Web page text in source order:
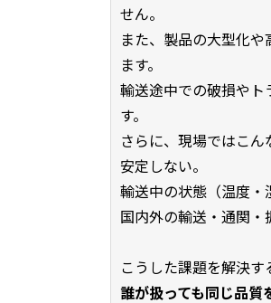
せん。
また、製品の大型化
ます。
輸送途中での破損や
す。
さらに、現場ではこ
安定しない。
輸送中の状態（温度・
国内外の輸送・通関・
こうした課題を解決す
誰が扱っても同じ品質